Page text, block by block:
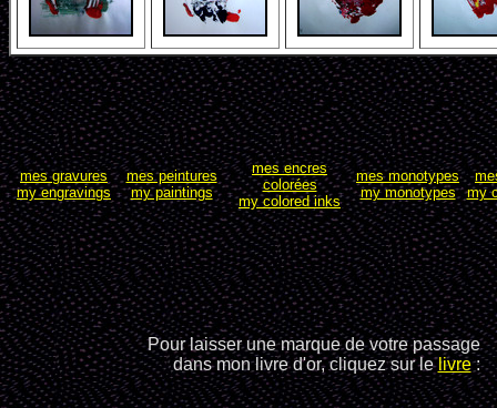
mes gravures
my engravings
mes peintures
my paintings
mes encres
colorées
my colored inks
mes monotypes
my monotypes
my
Pour laisser une marque de votre passage
dans mon livre d'or, cliquez sur lelivre: